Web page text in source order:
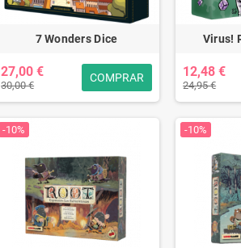
7 Wonders Dice
27,00 €
30,00 €
COMPRAR
Virus!
12,48 €
24,95 €
-10% -10%